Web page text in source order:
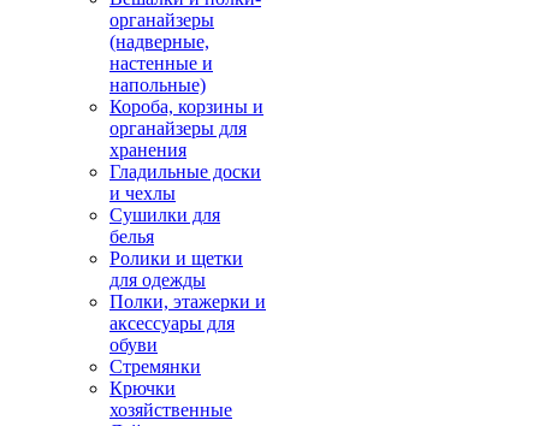
органайзеры
(надверные,
настенные и
напольные)
Короба, корзины и
органайзеры для
хранения
Гладильные доски
и чехлы
Сушилки для
белья
Ролики и щетки
для одежды
Полки, этажерки и
аксессуары для
обуви
Стремянки
Крючки
хозяйственные